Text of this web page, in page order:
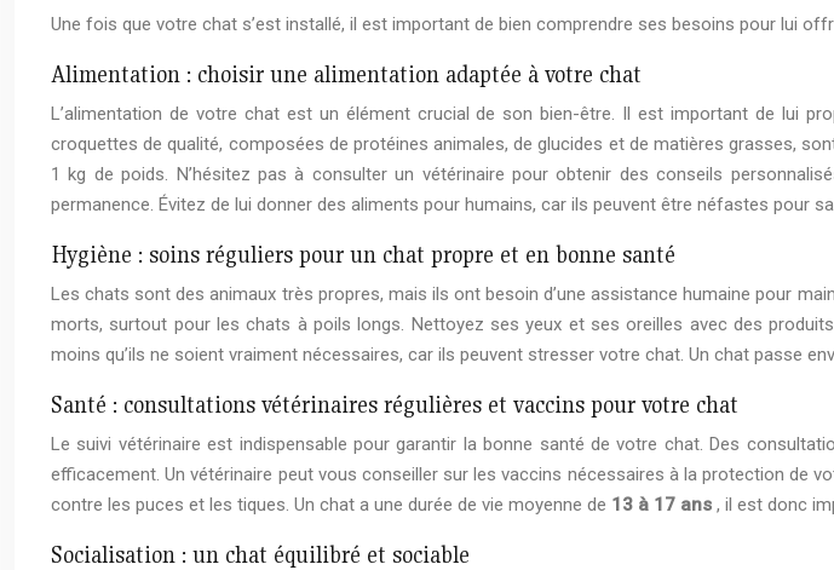
Une fois que votre chat s’est installé, il est important de bien comprendre ses besoins pour lui
Alimentation : choisir une alimentation adaptée à votre chat
L’alimentation de votre chat est un élément crucial de son bien-être. Il est important de lui
croquettes de qualité, composées de protéines animales, de glucides et de matières grasses,
1 kg de poids. N’hésitez pas à consulter un vétérinaire pour obtenir des conseils
permanence. Évitez de lui donner des aliments pour humains, car ils peuvent être néfastes pour
Hygiène : soins réguliers pour un chat propre et en bonne santé
Les chats sont des animaux très propres, mais ils ont besoin d’une assistance humaine pour
morts, surtout pour les chats à poils longs. Nettoyez ses yeux et ses oreilles avec des
moins qu’ils ne soient vraiment nécessaires, car ils peuvent stresser votre chat. Un chat passe
Santé : consultations vétérinaires régulières et vaccins pour votre chat
Le suivi vétérinaire est indispensable pour garantir la bonne santé de votre chat. Des
efficacement. Un vétérinaire peut vous conseiller sur les vaccins nécessaires à la protection de
contre les puces et les tiques. Un chat a une durée de vie moyenne de 13 à 17 ans , il est donc
Socialisation : un chat équilibré et sociable